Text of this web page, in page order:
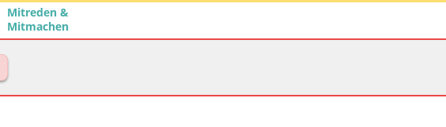
Mitreden &
Mitmachen